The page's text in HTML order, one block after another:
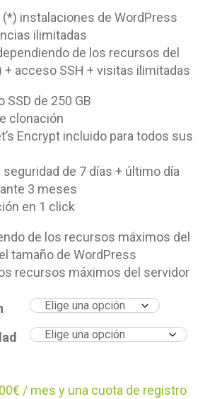
instalaciones de WordPress
ilimitadas
de los recursos del
+ acceso SSH + visitas ilimitadas
SSD de 250 GB
clonación
Encrypt incluido para todos sus
de 7 días + último día
3 meses
en 1 click
de los recursos máximos del
tamaño de WordPress
recursos máximos del servidor
€ / mes y una cuota de registro